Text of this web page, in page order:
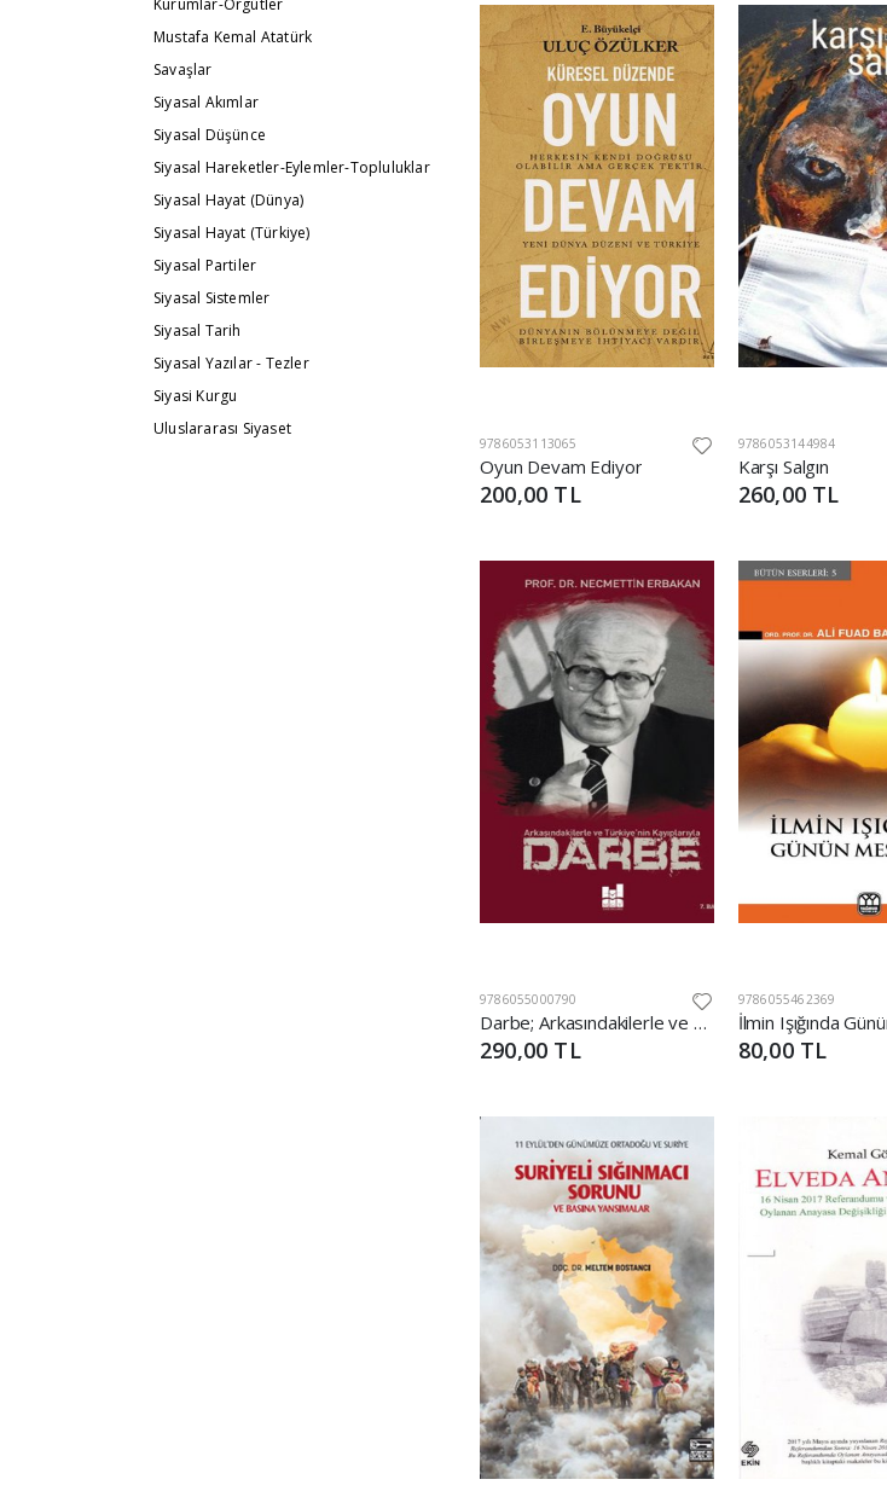
9786053113065
Oyun Devam Ediyor
200,00 TL
9786053144984
Karşı Salgın
260,00 TL
9786055000790
Darbe; Arkasındakilerle ve Türkiye'nin Kayıplarıyla
290,00 TL
9786055462369
80,00 TL
Kurumlar-Örgütler
Mustafa Kemal Atatürk
Savaşlar
Siyasal Akımlar
Siyasal Düşünce
Siyasal Hareketler-Eylemler-Topluluklar
Siyasal Hayat (Dünya)
Siyasal Hayat (Türkiye)
Siyasal Partiler
Siyasal Sistemler
Siyasal Tarih
Siyasal Yazılar - Tezler
Siyasi Kurgu
Uluslararası Siyaset